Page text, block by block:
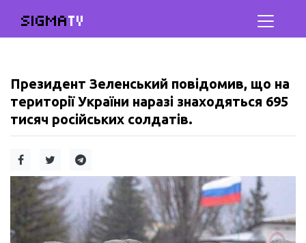
SIGMATV
Президент Зеленський повідомив, що на
території України наразі знаходяться 695
тисяч російських солдатів.